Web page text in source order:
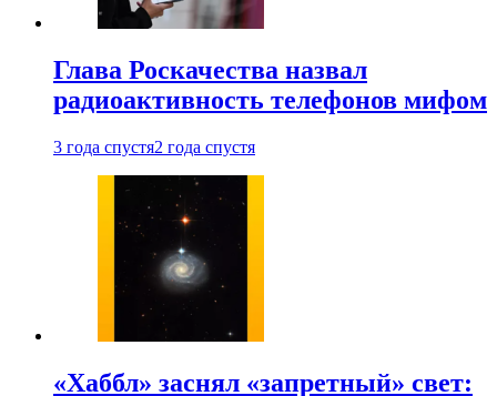
Глава Роскачества назвал
радиоактивность телефонов мифом
3 года спустя2 года спустя
«Хаббл» заснял «запретный» свет: